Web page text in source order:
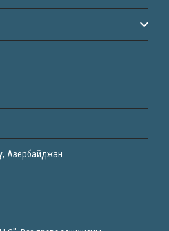
Азербайджан